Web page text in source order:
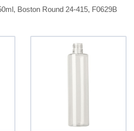
Boston Round 24-415, F0629B